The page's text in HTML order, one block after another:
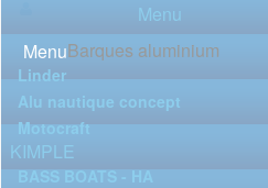
Menu
MenuBarques aluminium
Linder
Alu nautique concept
Motocraft
KIMPLE
BASS BOATS - HA